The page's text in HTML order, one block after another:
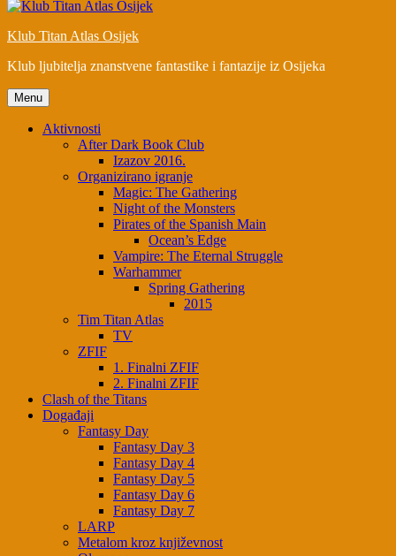
Klub Titan Atlas Osijek
Klub ljubitelja znanstvene fantastike i fantazije iz Osijeka
Menu
Aktivnosti
After Dark Book Club
Izazov 2016.
Organizirano igranje
Magic: The Gathering
Night of the Monsters
Pirates of the Spanish Main
Ocean’s Edge
Vampire: The Eternal Struggle
Warhammer
Spring Gathering
2015
Tim Titan Atlas
TV
ZFIF
1. Finalni ZFIF
2. Finalni ZFIF
Clash of the Titans
Događaji
Fantasy Day
Fantasy Day 3
Fantasy Day 4
Fantasy Day 5
Fantasy Day 6
Fantasy Day 7
LARP
Metalom kroz književnost